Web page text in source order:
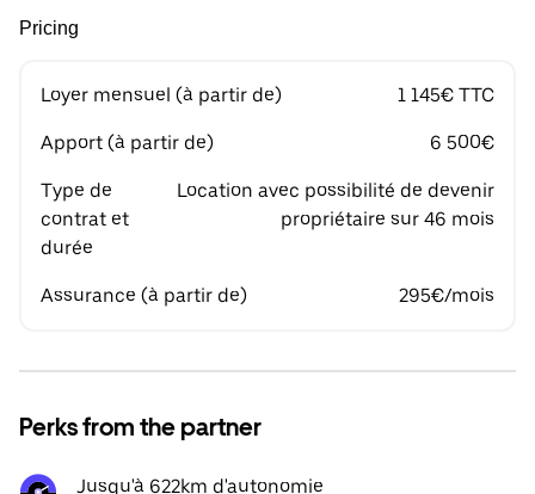
Pricing
Loyer mensuel (à partir de) 1 145€ TTC
Apport (à partir de) 6 500€
Type de
contrat et
durée
Location avec possibilité de devenir
propriétaire sur 46 mois
Assurance (à partir de) 295€/mois
Perks from the partner
Jusqu'à 622km d'autonomie